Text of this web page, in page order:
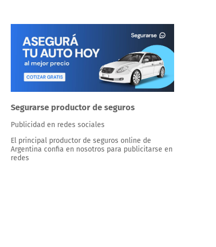
Segurarse productor de seguros
Publicidad en redes sociales
El principal productor de seguros online de
Argentina confia en nosotros para publicitarse en
redes